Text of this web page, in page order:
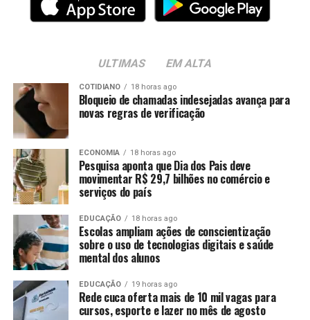
ULTIMAS EM ALTA
COTIDIANO 18 horas ago
Bloqueio de chamadas indesejadas avança para
novas regras de verificação
ECONOMIA 18 horas ago
Pesquisa aponta que Dia dos Pais deve
movimentar R$ 29,7 bilhões no comércio e
serviços do país
EDUCAÇÃO 18 horas ago
Escolas ampliam ações de conscientização
sobre o uso de tecnologias digitais e saúde
mental dos alunos
EDUCAÇÃO 19 horas ago
Rede cuca oferta mais de 10 mil vagas para
cursos, esporte e lazer no mês de agosto